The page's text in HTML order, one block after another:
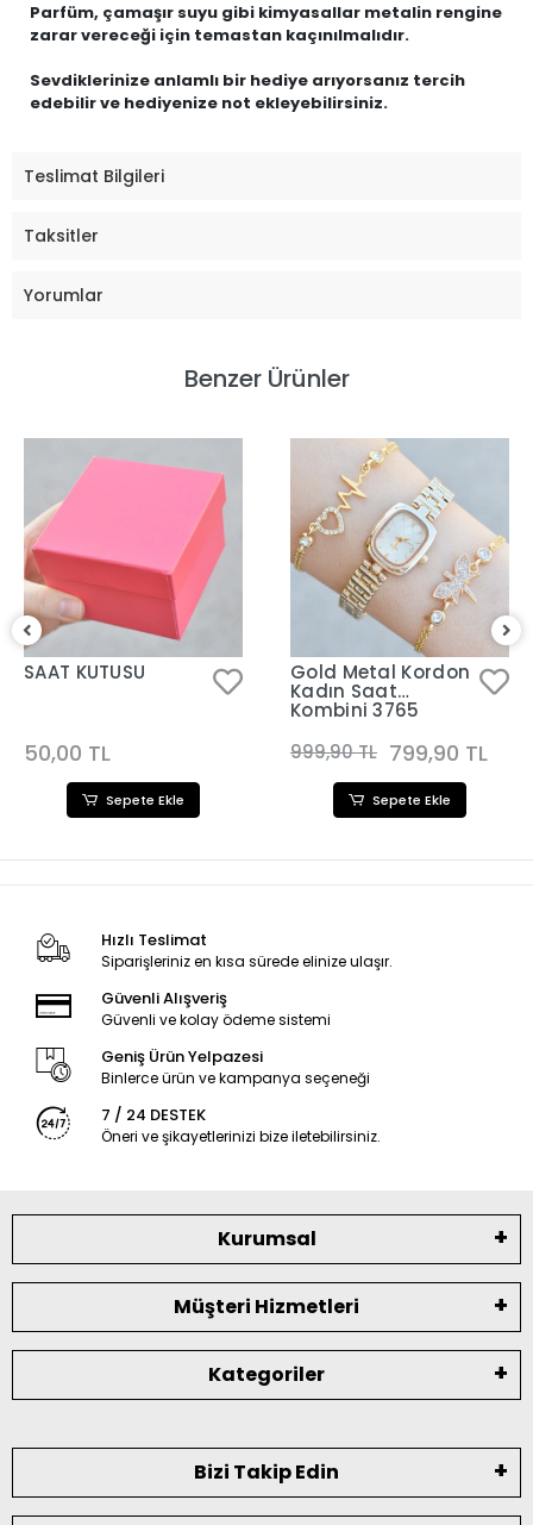
Parfüm, çamaşır suyu gibi kimyasallar metalin rengine
zarar vereceği için temastan kaçınılmalıdır.
Sevdiklerinize anlamlı bir hediye arıyorsanız tercih
edebilir ve hediyenize not ekleyebilirsiniz.
Teslimat Bilgileri
Taksitler
Yorumlar
Benzer Ürünler
SAAT KUTUSU
50,00 TL
Sepete Ekle
Gold Metal Kordon
Kadın Saat
Kombini 3765
999,90 TL 799,90 TL
Sepete Ekle
Hızlı Teslimat
Siparişleriniz en kısa sürede elinize ulaşır.
Güvenli Alışveriş
Güvenli ve kolay ödeme sistemi
Geniş Ürün Yelpazesi
Binlerce ürün ve kampanya seçeneği
7 / 24 DESTEK
Öneri ve şikayetlerinizi bize iletebilirsiniz.
Kurumsal
Müşteri Hizmetleri
Kategoriler
Bizi Takip Edin